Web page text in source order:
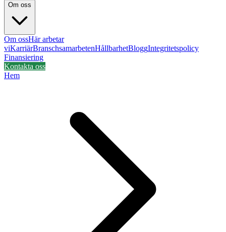
Om oss
Om ossHär arbetar
viKarriärBranschsamarbetenHållbarhetBloggIntegritetspolicy
Finansiering
Kontakta oss
Hem